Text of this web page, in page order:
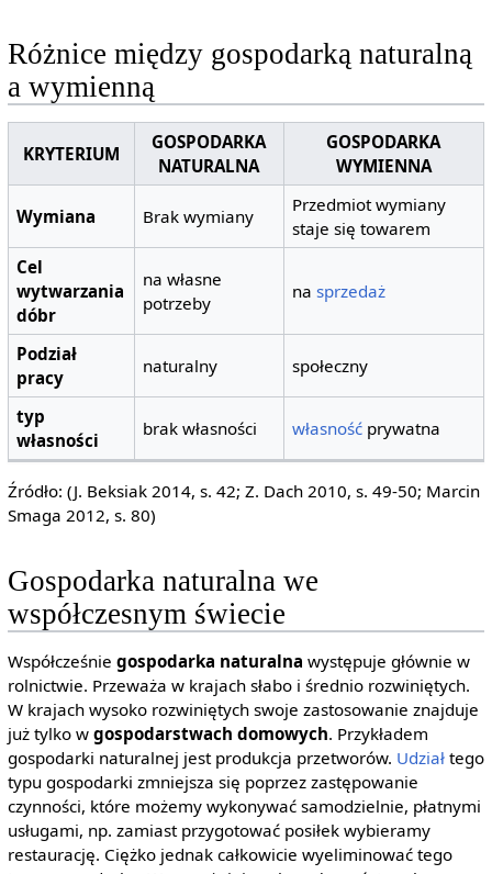
Różnice między gospodarką naturalną
a wymienną
KRYTERIUM
GOSPODARKA
NATURALNA
GOSPODARKA
WYMIENNA
Wymiana Brak wymiany
Przedmiot wymiany
staje się towarem
Cel
wytwarzania
dóbr
na własne
potrzeby
nasprzedaż
Podział
pracy
naturalny społeczny
typ
własności
brak własności własność prywatna
Źródło: (J. Beksiak 2014, s. 42; Z. Dach 2010, s. 49-50; Marcin
Smaga 2012, s. 80)
Gospodarka naturalna we
współczesnym świecie
Współcześnie gospodarka naturalna występuje głównie w
rolnictwie. Przeważa w krajach słabo i średnio rozwiniętych.
W krajach wysoko rozwiniętych swoje zastosowanie znajduje
już tylko w gospodarstwach domowych. Przykładem
gospodarki naturalnej jest produkcja przetworów. Udziałtego
typu gospodarki zmniejsza się poprzez zastępowanie
czynności, które możemy wykonywać samodzielnie, płatnymi
usługami, np. zamiast przygotować posiłek wybieramy
restaurację. Ciężko jednak całkowicie wyeliminować tego